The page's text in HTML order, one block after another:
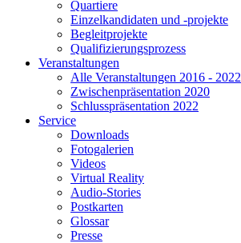
Quartiere
Einzelkandidaten und -projekte
Begleitprojekte
Qualifizierungsprozess
Veranstaltungen
Alle Veranstaltungen 2016 - 2022
Zwischenpräsentation 2020
Schlusspräsentation 2022
Service
Downloads
Fotogalerien
Videos
Virtual Reality
Audio-Stories
Postkarten
Glossar
Presse